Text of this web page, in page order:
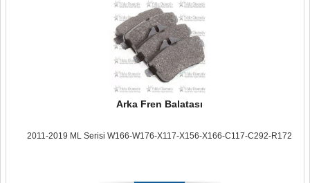
Arka Fren Balatası
2011-2019 ML Serisi W166-W176-X117-X156-X166-C117-C292-R172